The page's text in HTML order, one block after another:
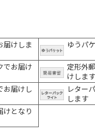
届けしま
ゆうパ
でお届け
定形外
けします
お届けし
レター
します
けとなり